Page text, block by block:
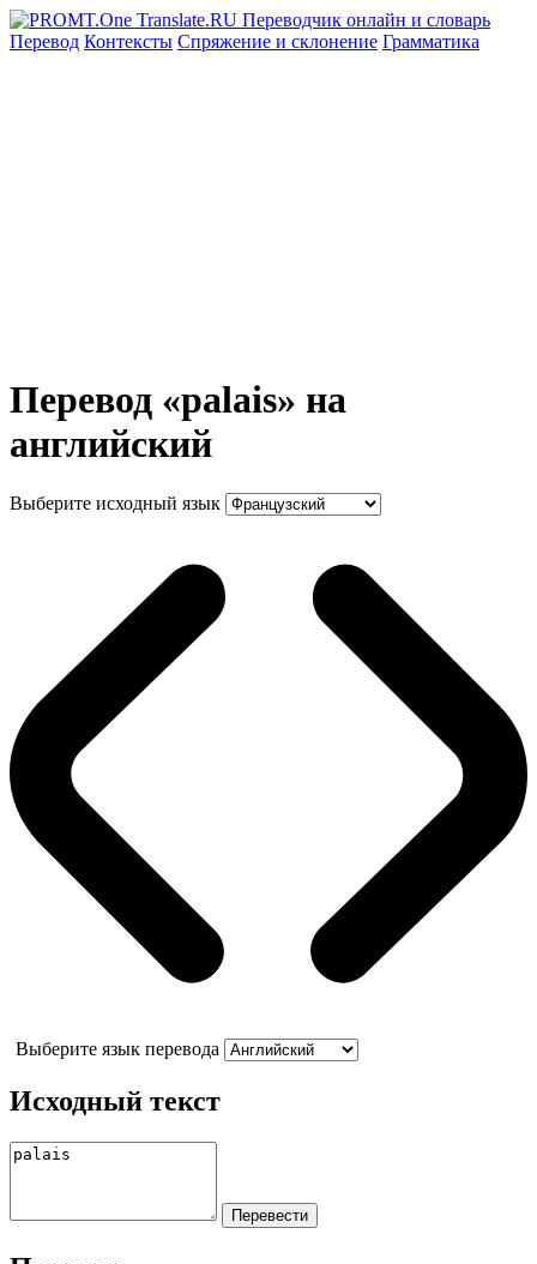
Перевод Контексты Спряжение и склонение Грамматика
Перевод «palais» на
английский
Выберите исходный язык
Выберите язык перевода
Исходный текст